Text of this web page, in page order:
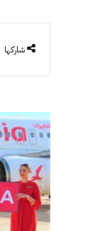
شاركها
ت
د
ش
ي
ن
خ
ط
ج